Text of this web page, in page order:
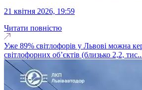
21 квітня 2026, 19:59
Читати повністю
Уже 89% світлофорів у Львові можна
світлофорних об’єктів (близько 2,2,